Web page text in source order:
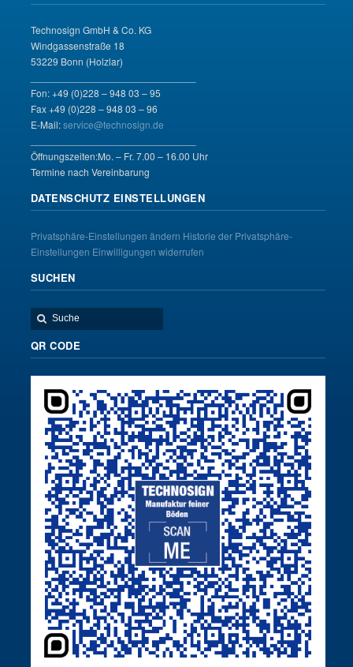
Technosign GmbH & Co. KG
Windgassenstraße 18
53229 Bonn (Holzlar)
Fon: +49 (0)228 – 948 03 – 95
Fax +49 (0)228 – 948 03 – 96
E-Mail:service@technosign.de
Öffnungszeiten:Mo. – Fr. 7.00 – 16.00 Uhr
Termine nach Vereinbarung
DATENSCHUTZ EINSTELLUNGEN
Privatsphäre-Einstellungen ändern Historie der Privatsphäre-
Einstellungen Einwilligungen widerrufen
SUCHEN
QR CODE